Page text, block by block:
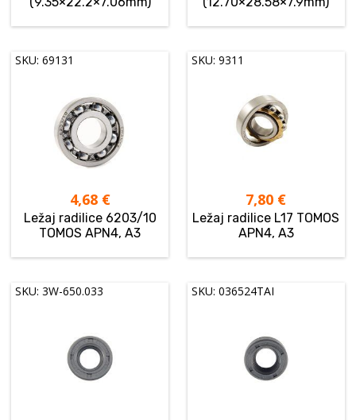
SKU: 69131
4,68 €
Ležaj radilice 6203/10
TOMOS APN4, A3
SKU: 9311
7,80 €
Ležaj radilice L17 TOMOS
APN4, A3
SKU: 3W-650.033 SKU: 036524TAI